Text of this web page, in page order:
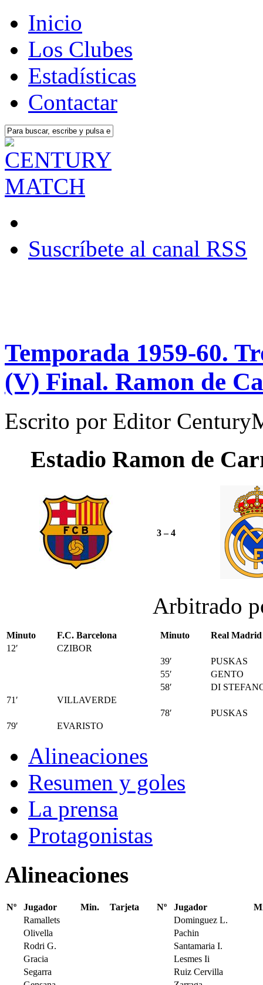
Inicio
Los Clubes
Estadísticas
Contactar
Suscríbete al canal RSS
Temporada 1959-60.
(V) Final. Ramon de
Escrito por Editor
Estadio Ramon de
3 – 4
Arbitrado
Minuto F.C. Barcelona Minuto
Real Madrid
12′
CZIBOR
39′
PUSKAS
55′
GENTO
58′
DI
71′
VILLAVERDE
78′
PUSKAS
79′
EVARISTO
Alineaciones
Resumen y goles
La prensa
Protagonistas
Alineaciones
Nº Jugador Min. Tarjeta Nº Jugador
Ramallets
Dominguez L.
Olivella
Pachin
Rodri G.
Santamaria I.
Gracia
Lesmes Ii
Segarra
Ruiz Cervilla